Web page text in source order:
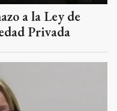
a la Ley de
Privada